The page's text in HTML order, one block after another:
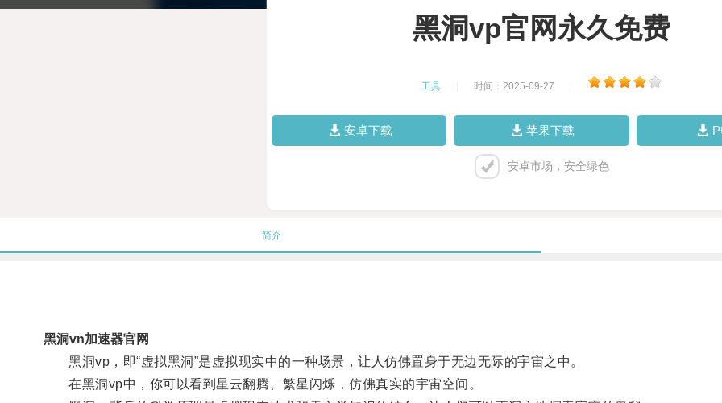
黑洞vp官网永久免费
工具 时间：2025-09-27
安卓下载 苹果下载
安卓市场，安全绿色
简介
黑洞vn加速器官网
黑洞vp，即“虚拟黑洞”是虚拟现实中的一种场景，让人仿佛置身于无边无际的宇宙之中。
在黑洞vp中，你可以看到星云翻腾、繁星闪烁，仿佛真实的宇宙空间。